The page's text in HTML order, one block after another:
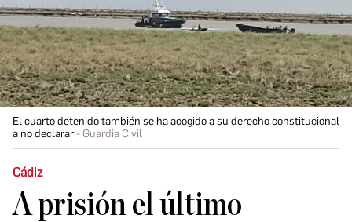
El cuarto detenido también se ha acogido a su derecho constitucional
a no declarar
Guardia Civil
Cádiz
A prisión el último